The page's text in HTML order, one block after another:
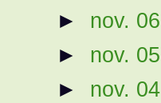
► nov. 06
► nov. 05
► nov. 04